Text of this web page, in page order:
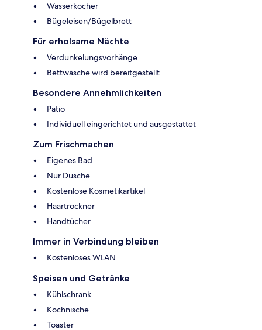
Wasserkocher
Bügeleisen/Bügelbrett
Für erholsame Nächte
Verdunkelungsvorhänge
Bettwäsche wird bereitgestellt
Besondere Annehmlichkeiten
Patio
Individuell eingerichtet und ausgestattet
Zum Frischmachen
Eigenes Bad
Nur Dusche
Kostenlose Kosmetikartikel
Haartrockner
Handtücher
Immer in Verbindung bleiben
Kostenloses WLAN
Speisen und Getränke
Kühlschrank
Kochnische
Toaster